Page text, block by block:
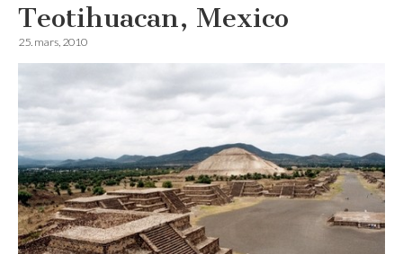
Teotihuacan, Mexico
25. mars, 2010